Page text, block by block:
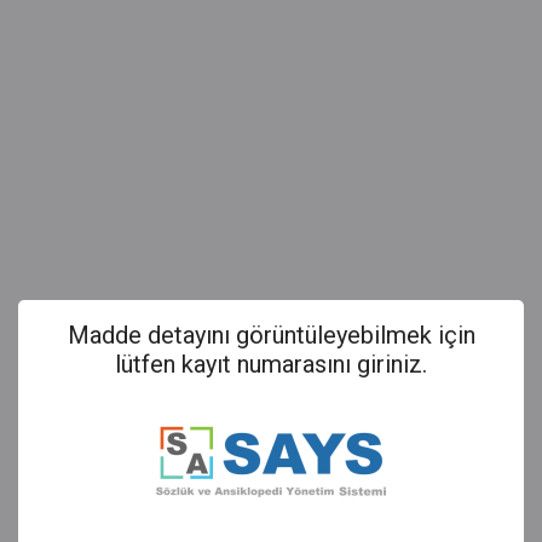
Madde detayını görüntüleyebilmek için
lütfen kayıt numarasını giriniz.